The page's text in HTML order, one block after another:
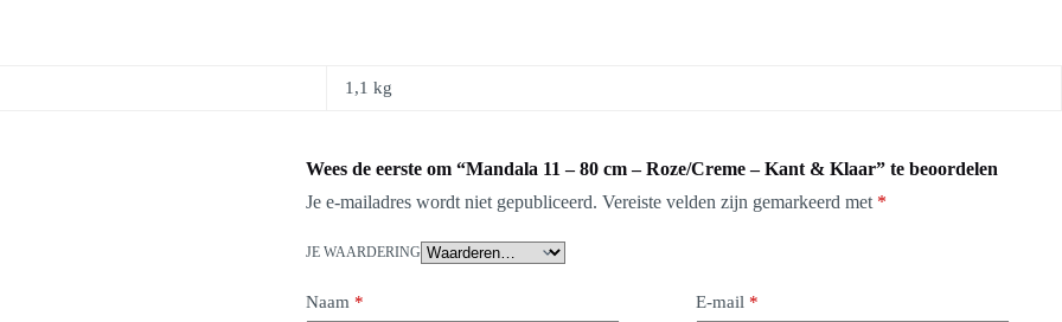
1,1 kg
Wees de eerste om “Mandala 11 – 80 cm – Roze/Creme – Kant & Klaar” te beoordelen
Je e-mailadres wordt niet gepubliceerd. Vereiste velden zijn gemarkeerd met *
JE WAARDERING
Naam * E-mail *